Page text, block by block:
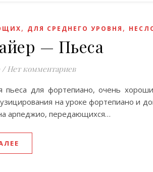
, ДЛЯ СРЕДНЕГО УРОВНЯ ,
— Пьеса
/ Нет комментариев
пьеса для фортепиано, очень
на уроке фортепиано и
арпеджио, передающихся…